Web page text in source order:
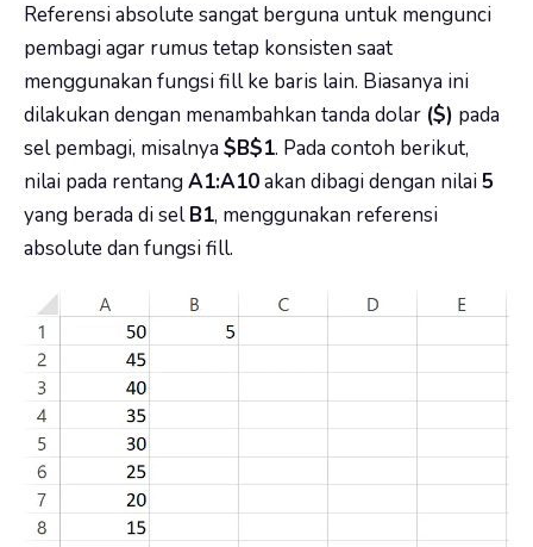
Referensi absolute sangat berguna untuk mengunci
pembagi agar rumus tetap konsisten saat
menggunakan fungsi fill ke baris lain. Biasanya ini
dilakukan dengan menambahkan tanda dolar ($) pada
sel pembagi, misalnya $B$1. Pada contoh berikut,
nilai pada rentang A1:A10akan dibagi dengan nilai5
yang berada di selB1, menggunakan referensi
absolute dan fungsi fill.